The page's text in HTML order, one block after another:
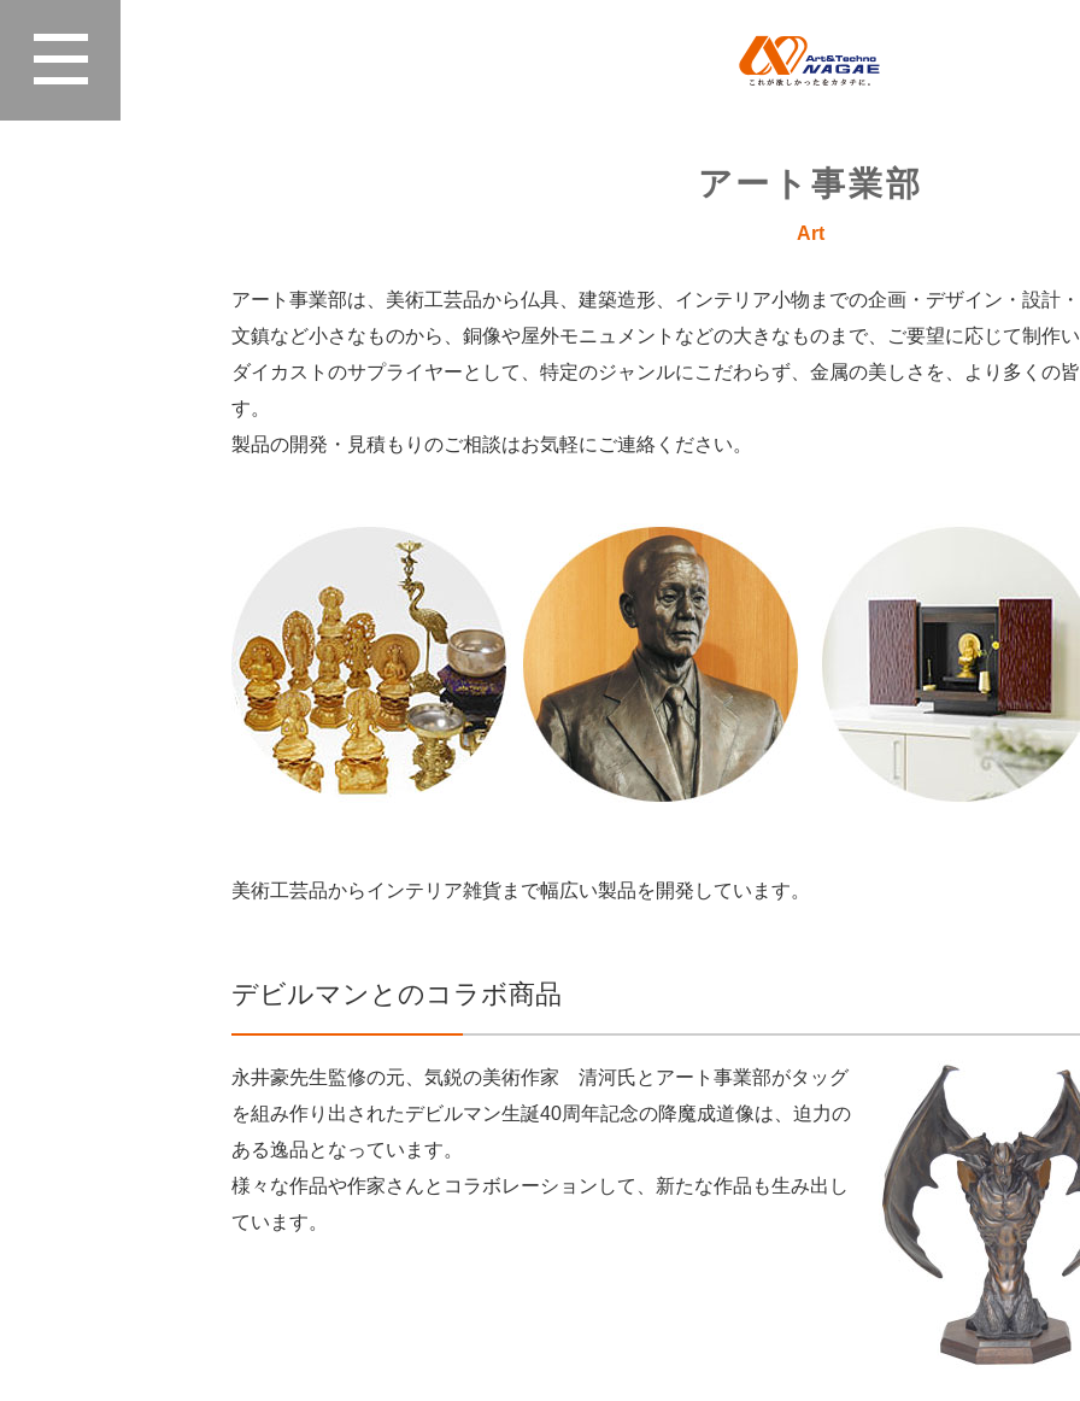
アート事業部
Art
アート事業部は、美術工芸品から仏具、建築造形、インテリア小物までの企画・デザイン・設計
文鎮など小さなものから、銅像や屋外モニュメントなどの大きなものまで、ご要望に応じて制作
ダイカストのサプライヤーとして、特定のジャンルにこだわらず、金属の美しさを、より多くの
す。
製品の開発・見積もりのご相談はお気軽にご連絡ください。
美術工芸品からインテリア雑貨まで幅広い製品を開発しています。
デビルマンとのコラボ商品
永井豪先生監修の元、気鋭の美術作家 清河氏とアート事業部がタッグ
を組み作り出されたデビルマン生誕40周年記念の降魔成道像は、迫力の
ある逸品となっています。
様々な作品や作家さんとコラボレーションして、新たな作品も生み出し
ています。